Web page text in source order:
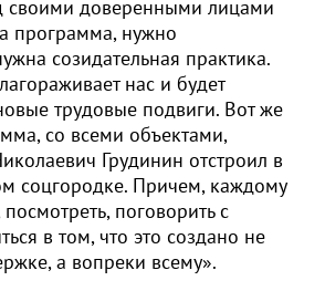
своими доверенными лицами
программа, нужно
созидательная практика.
нас и будет
трудовые подвиги. Вот же
со всеми объектами,
Грудинин отстроил в
соцгородке. Причем, каждому
поговорить с
в том, что это создано не
а вопреки всему».